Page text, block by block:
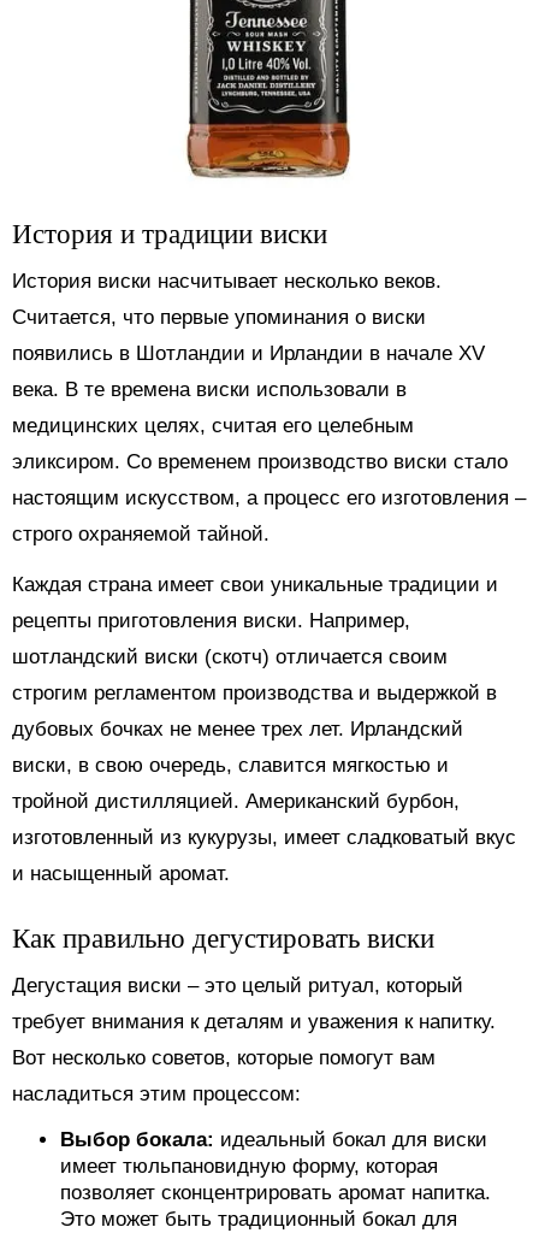
История и традиции виски
История виски насчитывает несколько веков.
Считается, что первые упоминания о виски
появились в Шотландии и Ирландии в начале XV
века. В те времена виски использовали в
медицинских целях, считая его целебным
эликсиром. Со временем производство виски стало
настоящим искусством, а процесс его изготовления –
строго охраняемой тайной.
Каждая страна имеет свои уникальные традиции и
рецепты приготовления виски. Например,
шотландский виски (скотч) отличается своим
строгим регламентом производства и выдержкой в
дубовых бочках не менее трех лет. Ирландский
виски, в свою очередь, славится мягкостью и
тройной дистилляцией. Американский бурбон,
изготовленный из кукурузы, имеет сладковатый вкус
и насыщенный аромат.
Как правильно дегустировать виски
Дегустация виски – это целый ритуал, который
требует внимания к деталям и уважения к напитку.
Вот несколько советов, которые помогут вам
насладиться этим процессом:
Выбор бокала: идеальный бокал для виски
имеет тюльпановидную форму, которая
позволяет сконцентрировать аромат напитка.
Это может быть традиционный бокал для